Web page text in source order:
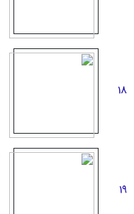
18
19